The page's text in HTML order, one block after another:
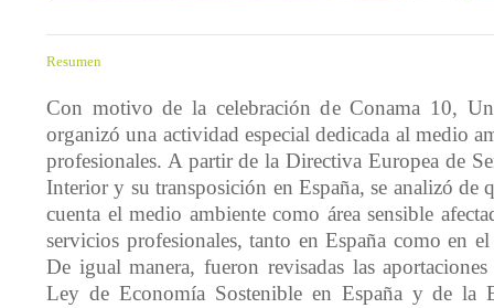
Resumen
Con motivo de la celebración de Conama 10,
organizó una actividad especial dedicada al medio
profesionales. A partir de la Directiva Europea de
Interior y su transposición en España, se analizó de
cuenta el medio ambiente como área sensible
servicios profesionales, tanto en España como en
De igual manera, fueron revisadas las
Ley de Economía Sostenible en España y de la